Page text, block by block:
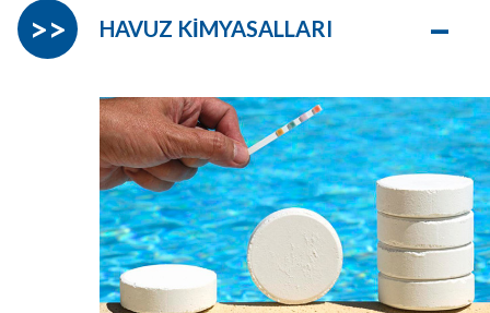
HAVUZ KİMYASALLARI –
>>